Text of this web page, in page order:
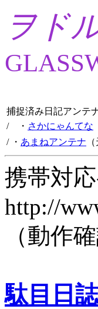
ヲド
捕捉済み日記アンテ
/ ・ さかにゃんてな
/ ・ あまねアンテナ
携帯対
http://
（動作
駄目日